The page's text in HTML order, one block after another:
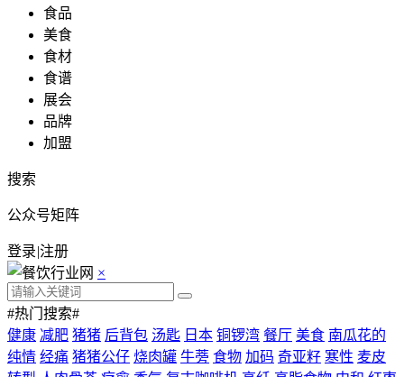
食品
美食
食材
食谱
展会
品牌
加盟
搜索
公众号矩阵
登录|注册
×
#热门搜索#
健康 减肥 猪猪 后背包 汤匙 日本 铜锣湾 餐厅 美食 南瓜花的
纯情 经痛 猪猪公仔 烧肉罐 牛蒡 食物 加码 奇亚籽 寒性 麦皮